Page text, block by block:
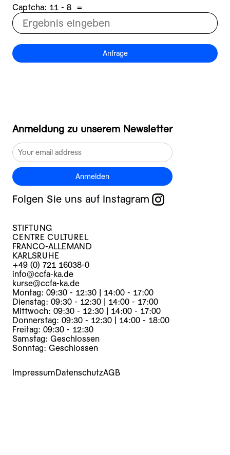
Captcha: 8 - 11 =
Anfrage
Anmeldung zu unserem Newsletter
Anmelden
Folgen Sie uns auf Instagram
STIFTUNG
CENTRE CULTUREL
FRANCO-ALLEMAND
KARLSRUHE
+49 (0) 721 16038-0
info@ccfa-ka.de
kurse@ccfa-ka.de
Montag: 09:30 - 12:30 | 14:00 - 17:00
Dienstag: 09:30 - 12:30 | 14:00 - 17:00
Mittwoch: 09:30 - 12:30 | 14:00 - 17:00
Donnerstag: 09:30 - 12:30 | 14:00 - 18:00
Freitag: 09:30 - 12:30
Samstag: Geschlossen
Sonntag: Geschlossen
ImpressumDatenschutzAGB